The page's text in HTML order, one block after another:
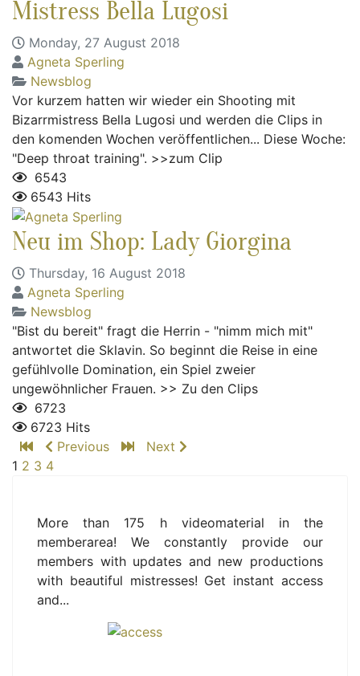
Mistress Bella Lugosi
Monday, 27 August 2018
Agneta Sperling
Newsblog
Vor kurzem hatten wir wieder ein Shooting mit
Bizarrmistress Bella Lugosi und werden die Clips in
den komenden Wochen veröffentlichen... Diese Woche:
"Deep throat training". >>zum Clip
6543
6543 Hits
Neu im Shop: Lady Giorgina
Thursday, 16 August 2018
Agneta Sperling
Newsblog
"Bist du bereit" fragt die Herrin - "nimm mich mit"
antwortet die Sklavin. So beginnt die Reise in eine
gefühlvolle Domination, ein Spiel zweier
ungewöhnlicher Frauen. >> Zu den Clips
6723
6723 Hits
Previous
Next
1 2 3 4
More than 175 h videomaterial in the
memberarea! We constantly provide our
members with updates and new productions
with beautiful mistresses! Get instant access
and...